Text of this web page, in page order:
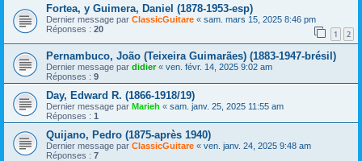
Fortea, y Guimera, Daniel (1878-1953-esp)
Dernier message par ClassicGuitare « sam. mars 15, 2025 8:46 pm
Réponses : 20 1 2
Pernambuco, João (Teixeira Guimarães) (1883-1947-brésil)
Dernier message par didier« ven. févr. 14, 2025 9:02 am
Réponses : 9
Day, Edward R. (1866-1918/19)
Dernier message par Marieh « sam. janv. 25, 2025 11:55 am
Réponses : 1
Quijano, Pedro (1875-après 1940)
Dernier message par ClassicGuitare « ven. janv. 24, 2025 9:48 am
Réponses : 7